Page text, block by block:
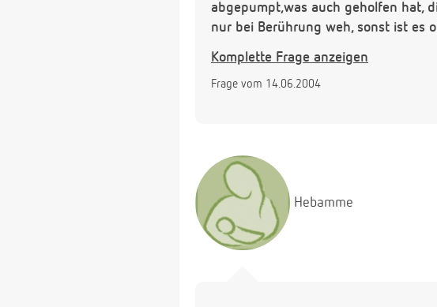
abgepumpt,was auch geholfen hat,
nur bei Berührung weh, sonst ist es
Ich würde mich sehr über eine
Komplette Frage anzeigen
Frage vom 14.06.2004
Hebamme